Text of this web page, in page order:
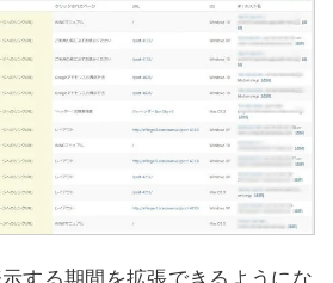
する期間を拡張できるようにな